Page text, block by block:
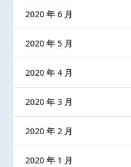
2020 年 6 月
2020 年 5 月
2020 年 4 月
2020 年 3 月
2020 年 2 月
2020 年 1 月